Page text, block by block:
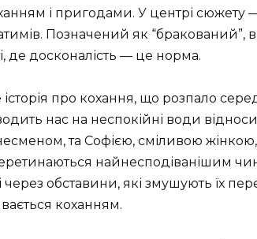
і пригодами. У центрі сюжету
Позначений як “бракований”,
де досконалість — це норма.
про кохання, що розпало
нас на неспокійні води
та Софією, сміливою жінкою,
найнесподіванішим
обставини, які змушують їх
коханням.